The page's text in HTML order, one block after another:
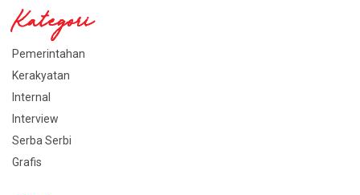
Kategori
Pemerintahan
Kerakyatan
Internal
Interview
Serba Serbi
Grafis